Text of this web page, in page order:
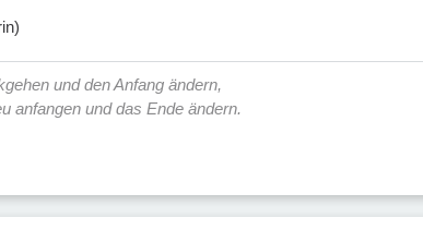
und den Anfang ändern,
anfangen und das Ende ändern.